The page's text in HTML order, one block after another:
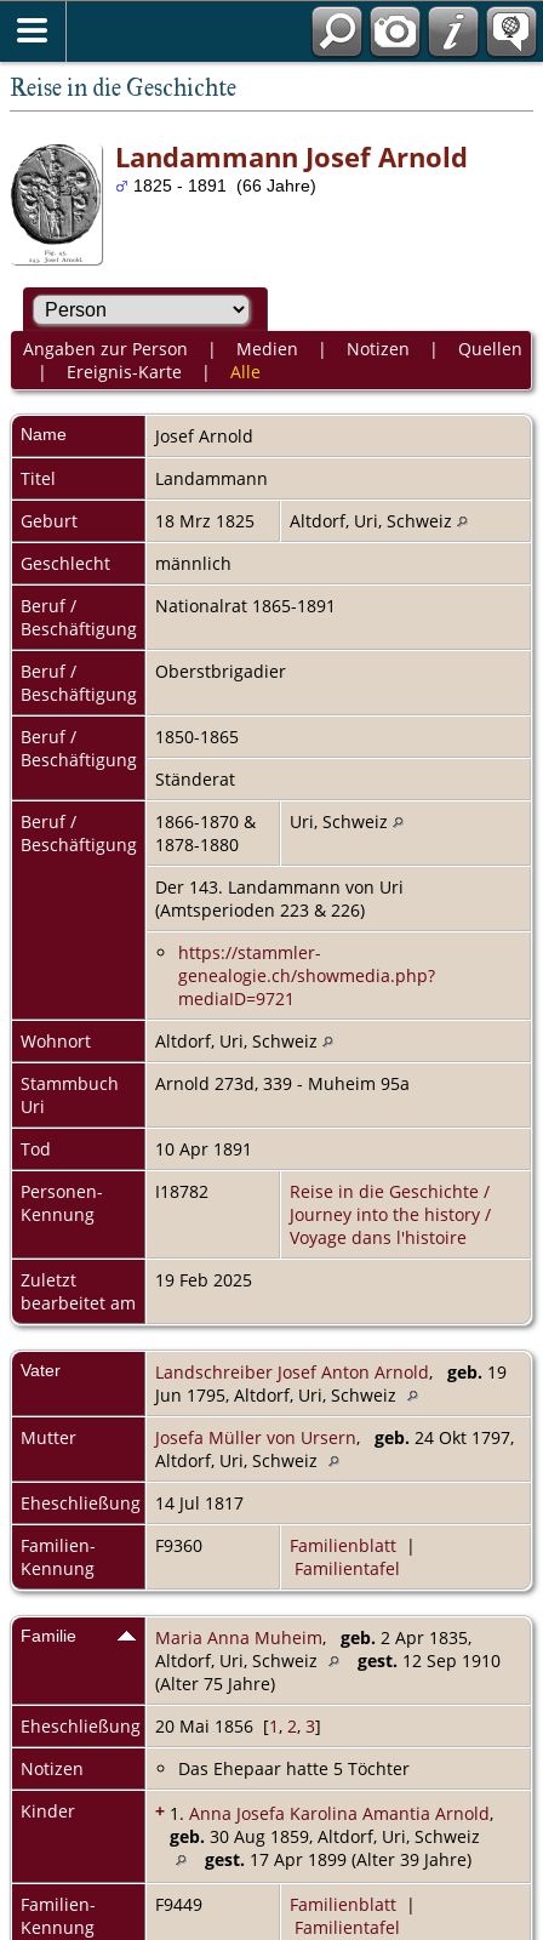
Reise in die Geschichte
Landammann Josef Arnold
1825 - 1891 (66 Jahre)
Angaben zur Person | Medien | Notizen | Quellen
| Ereignis-Karte| Alle
Name Josef Arnold
Titel
Landammann
Geburt
18 Mrz 1825
Altdorf, Uri, Schweiz
Geschlecht
männlich
Beruf /
Beschäftigung
Nationalrat 1865-1891
Beruf /
Beschäftigung
Oberstbrigadier
Beruf /
Beschäftigung
1850-1865
Ständerat
Beruf /
Beschäftigung
1866-1870 &
1878-1880
Uri, Schweiz
Der 143. Landammann von Uri
(Amtsperioden 223 & 226)
https://stammler-
genealogie.ch/showmedia.php?
mediaID=9721
Wohnort
Altdorf, Uri, Schweiz
Stammbuch
Uri
Arnold 273d, 339 - Muheim 95a
Tod
10 Apr 1891
Personen-
Kennung
I18782
Reise in die Geschichte /
Journey into the history /
Voyage dans l'histoire
Zuletzt
bearbeitet am
19 Feb 2025
Vater Landschreiber Josef Anton Arnold, geb. 19
Jun 1795, Altdorf, Uri, Schweiz
Mutter
Josefa Müller von Ursern, geb. 24 Okt 1797,
Altdorf, Uri, Schweiz
Eheschließung
14 Jul 1817
Familien-
Kennung
F9360 Familienblatt |
Familientafel
Familie Maria Anna Muheim, geb. 2 Apr 1835,
Altdorf, Uri, Schweiz
gest. 12 Sep 1910
(Alter 75 Jahre)
Eheschließung
20 Mai 1856 [1, 2, 3]
Notizen
Das Ehepaar hatte 5 Töchter
Kinder
+ 1. Anna Josefa Karolina Amantia Arnold,
geb. 30 Aug 1859, Altdorf, Uri, Schweiz
gest. 17 Apr 1899 (Alter 39 Jahre)
Familien-
Kennung
F9449 Familienblatt |
Familientafel